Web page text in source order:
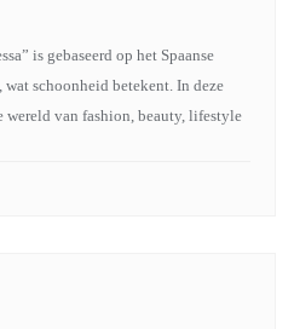
is gebaseerd op het Spaanse
schoonheid betekent. In deze
wereld van fashion, beauty, lifestyle